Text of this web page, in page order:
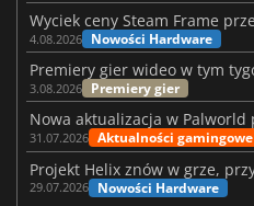
4.08.2026 Nowości Hardware
3.08.2026 Premiery gier
31.07.2026 Aktualności gamingowe
29.07.2026 Nowości Hardware